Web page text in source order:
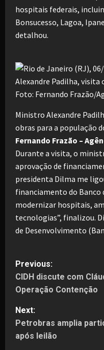
hospitais federais,
Bonsucesso, Lagoa,
detalhou.
Ministro Alexandre
obras para a população
Fernando Frazão –
Durante a visita, o
aprovação de
presidenta Dilma me
financiamento do Banco
modernizar hospitais,
tecnologias”, finalizou.
de Desenvolvimento
P
o
s
t
n
Previous:
CIDH discute com
Operação Contenção
Next:
Petrobras amplia
após leilão